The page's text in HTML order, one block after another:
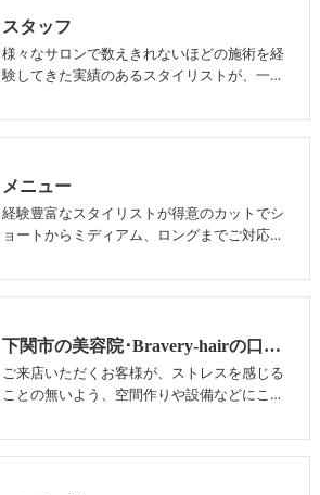
スタッフ
様々なサロンで数えきれないほどの施術を経
験してきた実績のあるスタイリストが、一…
メニュー
経験豊富なスタイリストが得意のカットでシ
ョートからミディアム、ロングまでご対応…
下関市の美容院･Bravery-hairの口コミ情報
ご来店いただくお客様が、ストレスを感じる
ことの無いよう、空間作りや設備などにこ…